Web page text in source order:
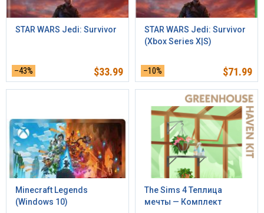
STAR WARS Jedi: Survivor
–43% $33.99
STAR WARS Jedi: Survivor
(Xbox Series X|S)
–10% $71.99
Minecraft Legends
(Windows 10)
The Sims 4 Теплица
мечты — Комплект